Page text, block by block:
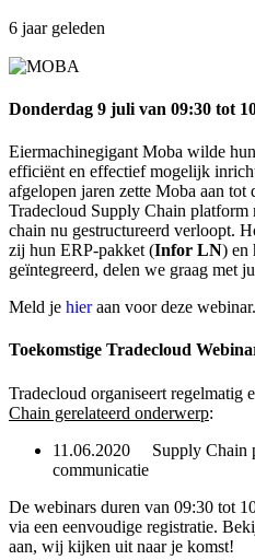
6 jaar geleden
Donderdag 9 juli van 09:30 tot
Eiermachinegigant Moba wilde
efficiënt en effectief mogelijk
afgelopen jaren zette Moba aan tot
Tradecloud Supply Chain platform
chain nu gestructureerd verloopt.
zij hun ERP-pakket (Infor LN) en
geïntegreerd, delen we graag met
Meld je hieraan voor deze webinar.
Toekomstige Tradecloud
Tradecloud organiseert regelmatig
Chain gerelateerd onderwerp:
11.06.2020 Supply Chain
communicatie
De webinars duren van 09:30 tot
via een eenvoudige registratie.
aan, wij kijken uit naar je komst!